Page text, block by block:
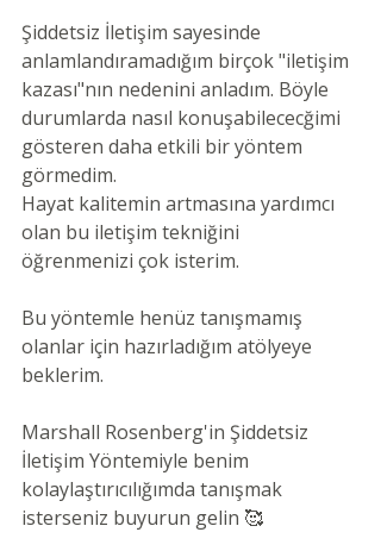
Şiddetsiz İletişim sayesinde
anlamlandıramadığım birçok "iletişim
kazası"nın nedenini anladım. Böyle
durumlarda nasıl konuşabilececğimi
gösteren daha etkili bir yöntem
görmedim.
Hayat kalitemin artmasına yardımcı
olan bu iletişim tekniğini
öğrenmenizi çok isterim.
Bu yöntemle henüz tanışmamış
olanlar için hazırladığım atölyeye
beklerim.
Marshall Rosenberg'in Şiddetsiz
İletişim Yöntemiyle benim
kolaylaştırıcılığımda tanışmak
isterseniz buyurun gelin 🥰